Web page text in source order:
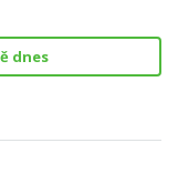
dnes